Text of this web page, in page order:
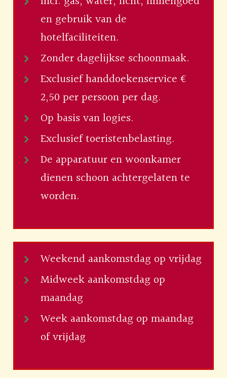
en gebruik van de
hotelfaciliteiten.
Zonder dagelijkse schoonmaak.
Exclusief handdoekenservice €
2,50 per persoon per dag.
Op basis van logies.
Exclusief toeristenbelasting.
De apparatuur en woonkamer
dienen schoon achtergelaten te
worden.
Weekend aankomstdag op vrijdag
Midweek aankomstdag op
maandag
Week aankomstdag op maandag
of vrijdag